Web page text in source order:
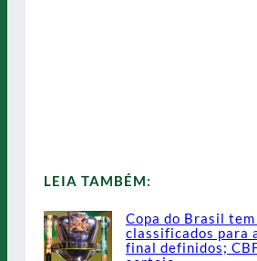
LEIA TAMBÉM:
Copa do Brasil tem
classificados para
final definidos;